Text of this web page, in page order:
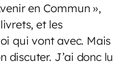
en Commun »,
et les
qui vont avec. Mais
discuter. J’ai donc lu